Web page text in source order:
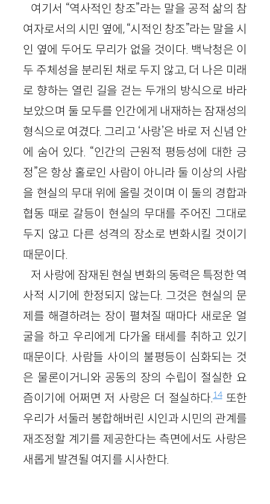
여기서 “역사적인 창조”라는 말을 공적 삶의 참
여자로서의 시민 옆에, “시적인 창조”라는 말을 시
인 옆에 두어도 무리가 없을 것이다. 백낙청은 이
두 주체성을 분리된 채로 두지 않고, 더 나은 미래
로 향하는 열린 길을 걷는 두개의 방식으로 바라
보았으며 둘 모두를 인간에게 내재하는 잠재성의
형식으로 여겼다. 그리고 ‘사랑’은 바로 저 신념 안
에 숨어 있다. “인간의 근원적 평등성에 대한 긍
정”은 항상 홀로인 사람이 아니라 둘 이상의 사람
을 현실의 무대 위에 올릴 것이며 이 둘의 경합과
협동 때로 갈등이 현실의 무대를 주어진 그대로
두지 않고 다른 성격의 장소로 변화시킬 것이기
때문이다.
저 사랑에 잠재된 현실 변화의 동력은 특정한 역
사적 시기에 한정되지 않는다. 그것은 현실의 문
제를 해결하려는 장이 펼쳐질 때마다 새로운 얼
굴을 하고 우리에게 다가올 태세를 취하고 있기
때문이다. 사람들 사이의 불평등이 심화되는 것
은 물론이거니와 공동의 장의 수립이 절실한 요
즘이기에 어쩌면 저 사랑은 더 절실하다.14또한
우리가 서둘러 봉합해버린 시인과 시민의 관계를
재조정할 계기를 제공한다는 측면에서도 사랑은
새롭게 발견될 여지를 시사한다.